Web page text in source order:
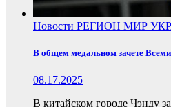
Новости РЕГИОН МИР
В общем медальном зачете
08.17.2025
В китайском городе Чэнду